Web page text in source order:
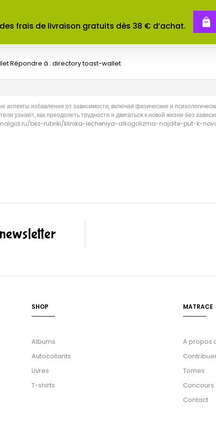
frais de livraison gratuits dès 38 € d’achat.
Répondre à : directory toast-wallet
аспекты избавления от зависимости, включая физические и
узнают, как преодолеть трудности и двигаться к новой жизни без
bez-rubriki/klinika-lecheniya-alkogolizma-najdite-put-k-
SHOP
Albums
Autocollants
Livres
T-shirts
MATRACE
A propos
Tomes
Concours
Contact